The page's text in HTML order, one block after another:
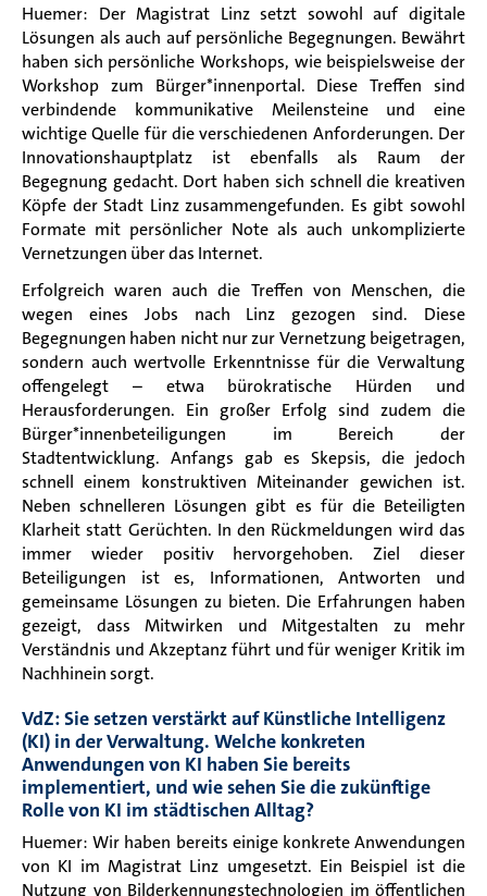
Huemer: Der Magistrat Linz setzt sowohl auf digitale
Lösungen als auch auf persönliche Begegnungen. Bewährt
haben sich persönliche Workshops, wie beispielsweise der
Workshop zum Bürger*innenportal. Diese Treffen sind
verbindende kommunikative Meilensteine und eine
wichtige Quelle für die verschiedenen Anforderungen. Der
Innovationshauptplatz ist ebenfalls als Raum der
Begegnung gedacht. Dort haben sich schnell die kreativen
Köpfe der Stadt Linz zusammengefunden. Es gibt sowohl
Formate mit persönlicher Note als auch unkomplizierte
Vernetzungen über das Internet.
Erfolgreich waren auch die Treffen von Menschen, die
wegen eines Jobs nach Linz gezogen sind. Diese
Begegnungen haben nicht nur zur Vernetzung beigetragen,
sondern auch wertvolle Erkenntnisse für die Verwaltung
offengelegt – etwa bürokratische Hürden und
Herausforderungen. Ein großer Erfolg sind zudem die
Bürger*innenbeteiligungen im Bereich der
Stadtentwicklung. Anfangs gab es Skepsis, die jedoch
schnell einem konstruktiven Miteinander gewichen ist.
Neben schnelleren Lösungen gibt es für die Beteiligten
Klarheit statt Gerüchten. In den Rückmeldungen wird das
immer wieder positiv hervorgehoben. Ziel dieser
Beteiligungen ist es, Informationen, Antworten und
gemeinsame Lösungen zu bieten. Die Erfahrungen haben
gezeigt, dass Mitwirken und Mitgestalten zu mehr
Verständnis und Akzeptanz führt und für weniger Kritik im
Nachhinein sorgt.
VdZ: Sie setzen verstärkt auf Künstliche Intelligenz
(KI) in der Verwaltung. Welche konkreten
Anwendungen von KI haben Sie bereits
implementiert, und wie sehen Sie die zukünftige
Rolle von KI im städtischen Alltag?
Huemer: Wir haben bereits einige konkrete Anwendungen
von KI im Magistrat Linz umgesetzt. Ein Beispiel ist die
Nutzung von Bilderkennungstechnologien im öffentlichen